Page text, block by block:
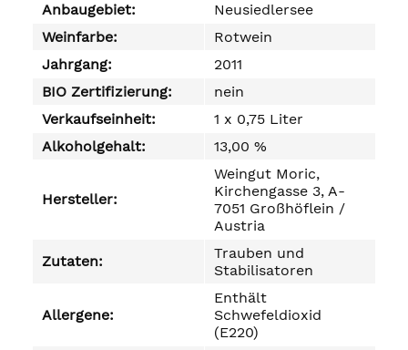
Anbaugebiet:
Neusiedlersee
Weinfarbe:
Rotwein
Jahrgang:
2011
BIO Zertifizierung:
nein
Verkaufseinheit:
1 x 0,75 Liter
Alkoholgehalt:
13,00 %
Hersteller:
Weingut Moric,
Kirchengasse 3, A-
7051 Großhöflein /
Austria
Zutaten:
Trauben und
Stabilisatoren
Allergene:
Enthält
Schwefeldioxid
(E220)